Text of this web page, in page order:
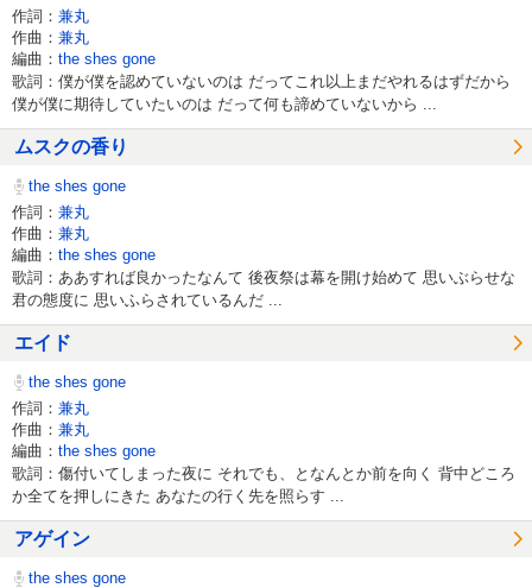
作詞： 兼丸
作曲： 兼丸
編曲： the shes gone
歌詞：僕が僕を認めていないのは だってこれ以上まだやれるはずだから
僕が僕に期待していたいのは だって何も諦めていないから ...
ムスクの香り
the shes gone
作詞： 兼丸
作曲： 兼丸
編曲： the shes gone
歌詞：ああすれば良かったなんて 後夜祭は幕を開け始めて 思いぶらせな
君の態度に 思いふらされているんだ ...
エイド
the shes gone
作詞： 兼丸
作曲： 兼丸
編曲： the shes gone
歌詞：傷付いてしまった夜に それでも、となんとか前を向く 背中どころ
か全てを押しにきた あなたの行く先を照らす ...
アゲイン
the shes gone